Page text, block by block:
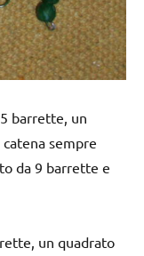
barrette, un
sempre
da 9 barrette e
un quadrato